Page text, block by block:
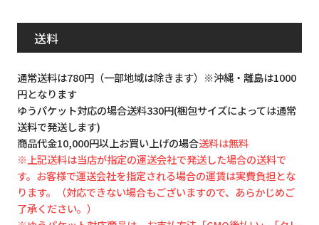
送料
通常送料は780円（一部地域は除きます）※沖縄・離島は1000
円となります
ゆうパケット対応の場合送料330円(梱包サイズによっては通常
送料で発送します)
商品代金10,000円以上お買い上げの場合送料は無料
※上記送料は当店が指定の運送会社で発送した場合の送料で
す。お客様で運送会社を指定される場合の運賃は実費負担とな
ります。（対応できない場合もございますので、あらかじめご
了承ください。）